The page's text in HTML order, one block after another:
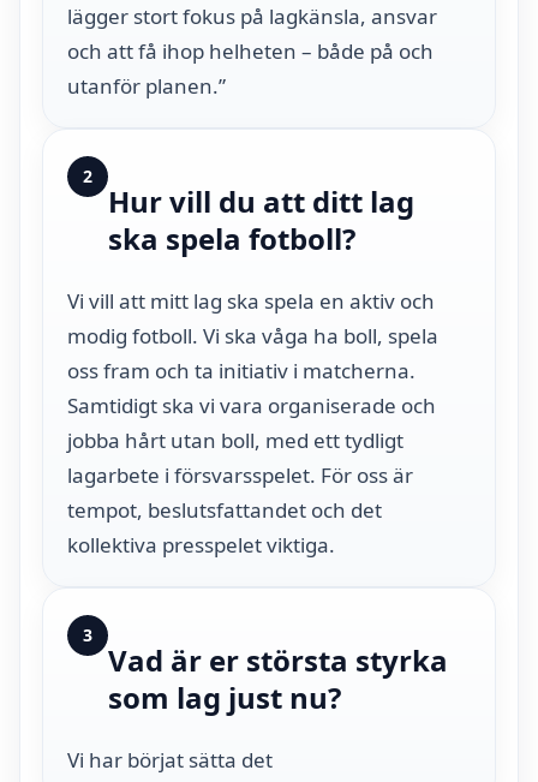
lägger stort fokus på lagkänsla, ansvar
och att få ihop helheten – både på och
utanför planen.”
2
Hur vill du att ditt lag
ska spela fotboll?
Vi vill att mitt lag ska spela en aktiv och
modig fotboll. Vi ska våga ha boll, spela
oss fram och ta initiativ i matcherna.
Samtidigt ska vi vara organiserade och
jobba hårt utan boll, med ett tydligt
lagarbete i försvarsspelet. För oss är
tempot, beslutsfattandet och det
kollektiva presspelet viktiga.
3
Vad är er största styrka
som lag just nu?
Vi har börjat sätta det